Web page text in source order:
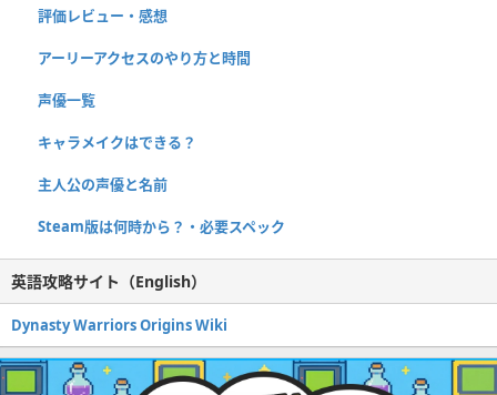
評価レビュー・感想
アーリーアクセスのやり方と時間
声優一覧
キャラメイクはできる？
主人公の声優と名前
Steam版は何時から？・必要スペック
英語攻略サイト（English）
Dynasty Warriors Origins Wiki